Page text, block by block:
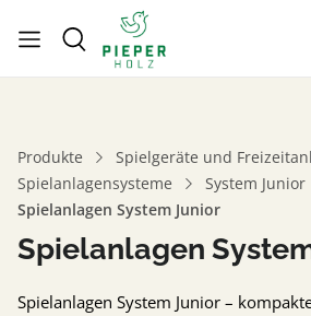
Produkte
Spielgeräte und
Spielanlagensysteme
System Junior
Spielanlagen System Junior
Spielanlagen
Spielanlagen System Junior –